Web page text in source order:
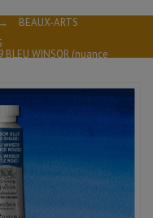
→ BEAUX-ARTS
BLEU WINSOR (nuance